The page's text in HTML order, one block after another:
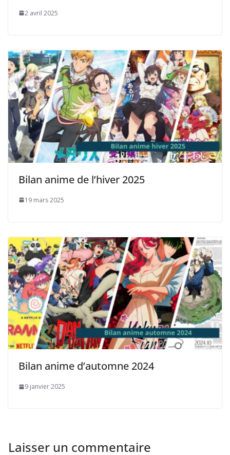
2 avril 2025
Bilan anime de l’hiver 2025
19 mars 2025
Bilan anime d’automne 2024
9 janvier 2025
Laisser un commentaire